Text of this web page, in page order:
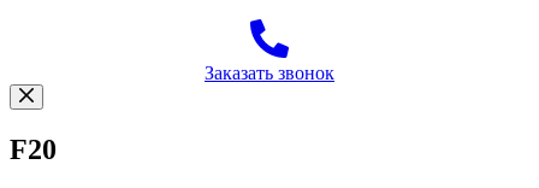
Заказать звонок
F20